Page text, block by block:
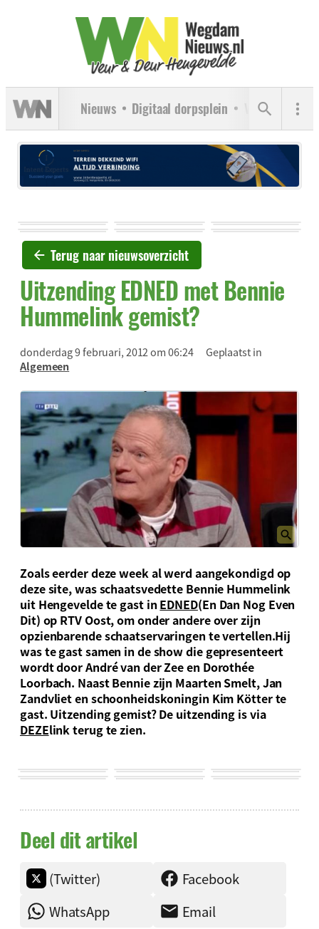
Nieuws Digitaal dorpsplein Verenigingen
Terug naar nieuwsoverzicht
Uitzending EDNED met Bennie
Hummelink gemist?
donderdag 9 februari, 2012 om 06:24
Geplaatst in
Algemeen
Zoals eerder deze week al werd aangekondigd op
deze site, was schaatsvedette Bennie Hummelink
uit Hengevelde te gast in EDNED(En Dan Nog Even
Dit) op RTV Oost, om onder andere over zijn
opzienbarende schaatservaringen te vertellen.Hij
was te gast samen in de show die gepresenteert
wordt door André van der Zee en Dorothée
Loorbach. Naast Bennie zijn Maarten Smelt, Jan
Zandvliet en schoonheidskoningin Kim Kötter te
gast. Uitzending gemist? De uitzending is via
DEZElink terug te zien.
Deel dit artikel
(Twitter)
Facebook
WhatsApp
Email